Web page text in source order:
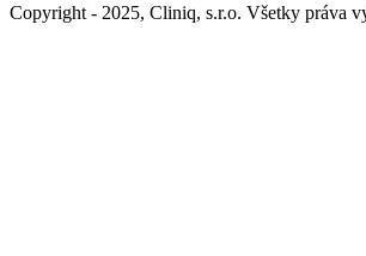
Copyright - 2025, Cliniq, s.r.o. Všetky práva